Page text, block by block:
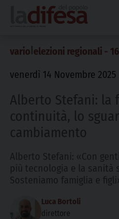
content
vario elezioni regionali -
venerdì 14 Novembre 2025
Alberto Stefani: la
continuità, lo
cambiamento
Alberto Stefani: «Con
più tecnologia e la sanità
Sosteniamo famiglia e
Luca Bortoli
direttore